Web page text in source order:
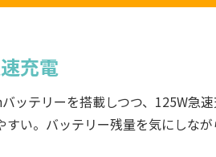
充電
ッテリーを搭載しつつ、125W急
すい。バッテリー残量を気にしな